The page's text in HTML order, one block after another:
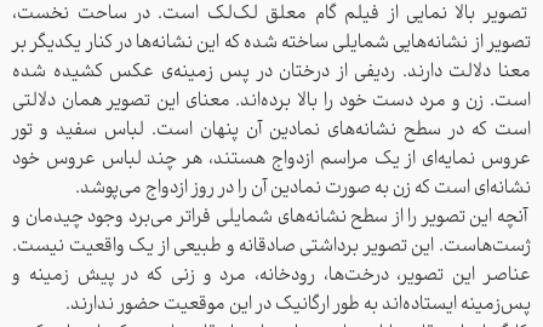
تصویر بالا نمایی از فیلم گام معلق لک‌لک است. در ساحت نخست،
تصویر از نشانه‌هایی شمایلی ساخته شده که این نشانه‌ها در کنار یکدیگر بر
معنا دلالت دارند. ردیفی از درختان در پس زمینه‌ی عکس کشیده شده
است. زن و مرد دست خود را بالا برده‌اند. معنای این تصویر همان دلالتی
است که در سطح نشانه‌های نمادین آن پنهان است. لباس سفید و تور
عروس نمایه‌ای از یک مراسم ازدواج هستند، هر چند لباس عروس خود
نشانه‌ای است که زن به صورت نمادین آن را در روز ازدواج می‌پوشد.
آنچه این تصویر را از سطح نشانه‌های شمایلی فراتر می‌برد وجود چیدمان و
ژست‌هاست. این تصویر برداشتی صادقانه و طبیعی از یک واقعیت نیست.
عناصر این تصویر، درخت‌ها، رودخانه، مرد و زنی که در پیش زمینه و
پس‌زمینه ایستاده‌اند به طور ارگانیک در این موقعیت حضور ندارند.